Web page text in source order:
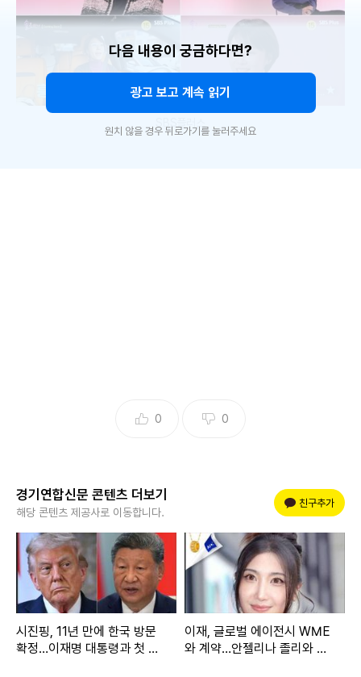
5%, 최고 타깃 시청률 0.6%(양사 합산, 유료 방송 기준)로 시
'솔로라서'는 이번에도 신동엽과 황정음이 MC로 의기투합한
가운데, 지난해 방송 당시 '솔로 언니'들의 '공감 요정'이자 시원
한 입담으로 시청자들을 웃고 울렸던 황정음이 솔로 라이프를
공개할 예정이라 더욱 관심을 모은다.
첫 공식 티저에서 황정음은 리얼 솔로 일상을 선보이는 소감을
다음 내용이 궁금하다면?
광고 보고 계속 읽기
원치 않을 경우 뒤로가기를 눌러주세요
0 0
경기연합신문 콘텐츠 더보기
해당 콘텐츠 제공사로 이동합니다.
친구추가
시진핑, 11년 만에 한국 방문
확정…이재명 대통령과 첫 정
이재, 글로벌 에이전시 WME
와 계약…안젤리나 졸리와 한